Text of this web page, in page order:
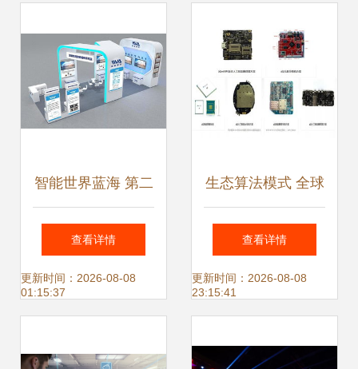
一站式解决方案
智能世界蓝海 第二
届全球人工智能产
品应用博览会展望
查看详情
更新时间：2026-08-08
01:15:37
生态算法模式 全球
领先人工智能应用
软件开发的核心驱
查看详情
更新时间：2026-08-08
23:15:41